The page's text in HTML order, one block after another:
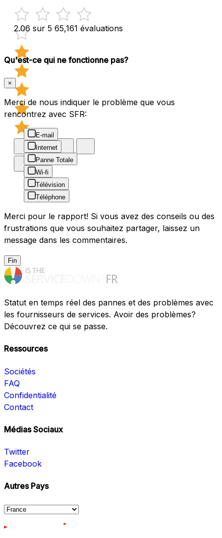
2.06 sur 5 65,161 évaluations
Qu'est-ce qui ne fonctionne pas?
×
Merci de nous indiquer le problème que vous
rencontrez avec SFR:
E-mail
Internet
Panne Totale
Wi-fi
Télévision
Téléphone
Merci pour le rapport! Si vous avez des conseils ou des
frustrations que vous souhaitez partager, laissez un
message dans les commentaires.
Fin
Statut en temps réel des pannes et des problèmes avec
les fournisseurs de services. Avoir des problèmes?
Découvrez ce qui se passe.
Ressources
Sociétés
FAQ
Confidentialité
Contact
Médias Sociaux
Twitter
Facebook
Autres Pays